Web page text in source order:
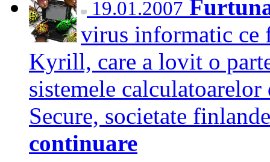
19.01.2007
virus informatic ce
Kyrill, care a lovit o
sistemele
Secure, societate
continuare